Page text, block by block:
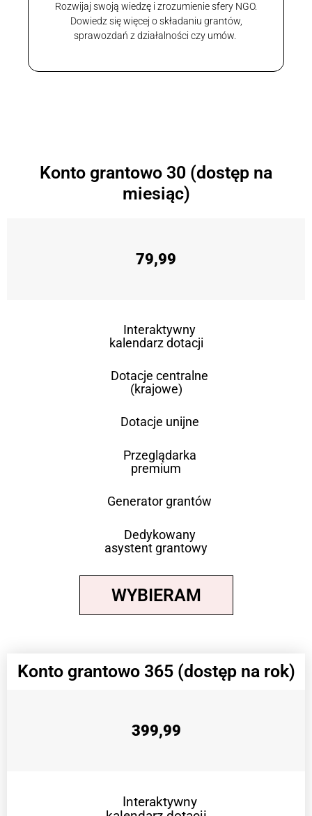
Rozwijaj swoją wiedzę i zrozumienie sfery NGO.
Dowiedz się więcej o składaniu grantów,
sprawozdań z działalności czy umów.
Konto grantowo 30 (dostęp na
miesiąc)
79,99
Interaktywny
kalendarz dotacji
Dotacje centralne
(krajowe)
Dotacje unijne
Przeglądarka
premium
Generator grantów
Dedykowany
asystent grantowy
WYBIERAM
Konto grantowo 365 (dostęp na rok)
399,99
Interaktywny